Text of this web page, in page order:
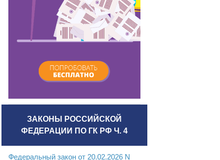
ЗАКОНЫ РОССИЙСКОЙ
ФЕДЕРАЦИИ ПО ГК РФ Ч. 4
Федеральный закон от 20.02.2026 N